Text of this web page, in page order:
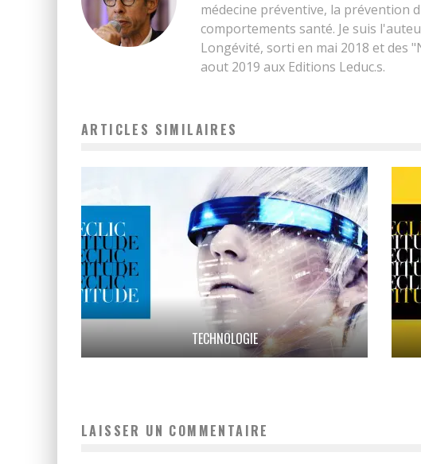
médecine préventive, la prévention
comportements santé. Je suis
Longévité, sorti en mai 2018 et des
aout 2019 aux Editions Leduc.s.
ARTICLES SIMILAIRES
TECHNOLOGIE
LAISSER UN COMMENTAIRE